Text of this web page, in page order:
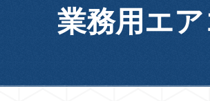
業務用エ